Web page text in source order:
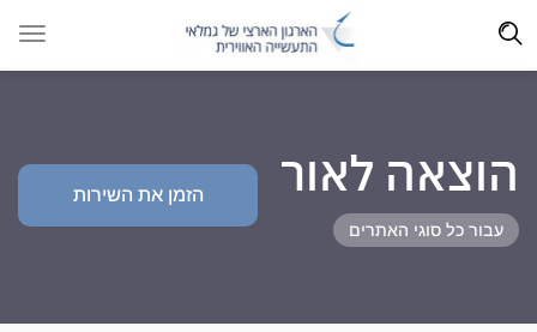
הוצאה לאור
עבור כל סוגי האתרים
הזמן את השירות